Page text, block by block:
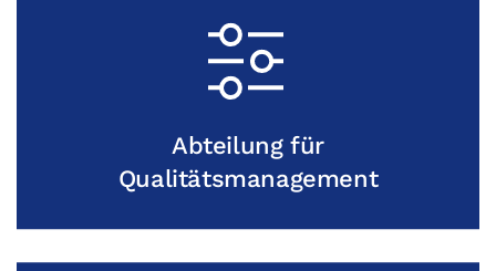
Abteilung für
Qualitätsmanagement